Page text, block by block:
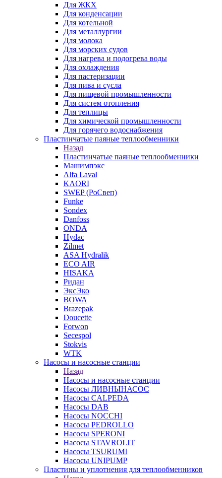
Для ЖКХ
Для конденсации
Для котельной
Для металлургии
Для молока
Для морских судов
Для нагрева и подогрева воды
Для охлаждения
Для пастеризации
Для пива и сусла
Для пищевой промышленности
Для систем отопления
Для теплицы
Для химической промышленности
Для горячего водоснабжения
Пластинчатые паяные теплообменники
Назад
Пластинчатые паяные теплообменники
Машимпэкс
Alfa Laval
KAORI
SWEP (РоСвеп)
Funke
Sondex
Danfoss
ONDA
Hydac
Zilmet
ASA Hydralik
ECO AIR
HISAKA
Ридан
ЭксЭко
BOWA
Brazepak
Doucette
Forwon
Secespol
Stokvis
WTK
Насосы и насосные станции
Назад
Насосы и насосные станции
Насосы ЛИВНЫНАСОС
Насосы CALPEDA
Насосы DAB
Насосы NOCCHI
Насосы PEDROLLO
Насосы SPERONI
Насосы STAVROLIT
Насосы TSURUMI
Насосы UNIPUMP
Пластины и уплотнения для теплообменников